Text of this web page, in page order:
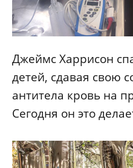
Джеймс Харрисон
детей, сдавая свою
антитела кровь на
Сегодня он это